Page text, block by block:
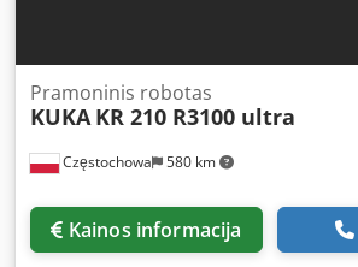
Częstochowa 580 km
Pramoninis robotas
KUKA KR 210 R3100 ultra
Kainos informacija